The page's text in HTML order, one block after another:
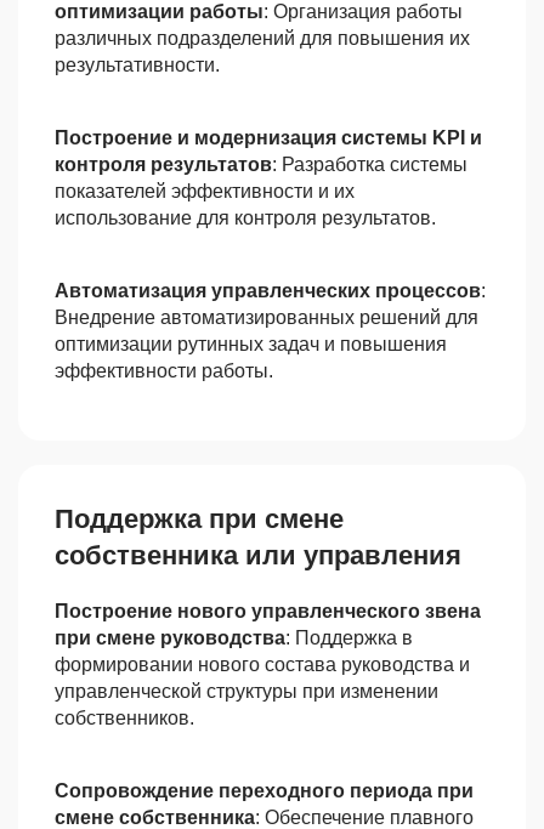
оптимизации работы: Организация работы
различных подразделений для повышения их
результативности.
Построение и модернизация системы KPI и
контроля результатов: Разработка системы
показателей эффективности и их
использование для контроля результатов.
Автоматизация управленческих процессов:
Внедрение автоматизированных решений для
оптимизации рутинных задач и повышения
эффективности работы.
Поддержка при смене
собственника или управления
Построение нового управленческого звена
при смене руководства: Поддержка в
формировании нового состава руководства и
управленческой структуры при изменении
собственников.
Сопровождение переходного периода при
смене собственника: Обеспечение плавного